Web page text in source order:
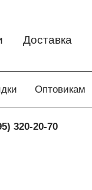
Доставка
Оптовикам
320-20-70